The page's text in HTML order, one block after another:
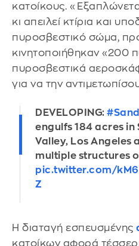
κατοίκους.
κι απειλεί κτίρια και
πυροσβεστικό σώμα,
κινητοποιήθηκαν «200
πυροσβεστικά
για να την
DEVELOPING:
engulfs 184 acres in
Valley, Los Angeles
multiple structures
pic.twitter.com/
Z
Η διαταγή εσπευσμένης
κατοίκων αφορά